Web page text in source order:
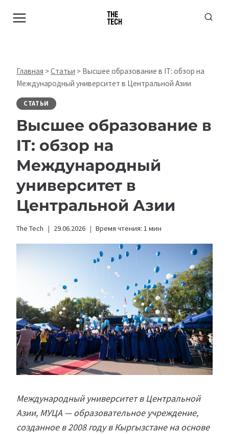
Главная >Статьи > Высшее образование в IT: обзор на
Международный университет в Центральной Азии
СТАТЬИ
Высшее образование в
IT: обзор на
Международный
университет в
Центральной Азии
The Tech 29.06.2026 Время чтения: 1 мин
Международный университет в Центральной
Азии, МУЦА — образовательное учреждение,
созданное в 2008 году в Кыргызстане на основе